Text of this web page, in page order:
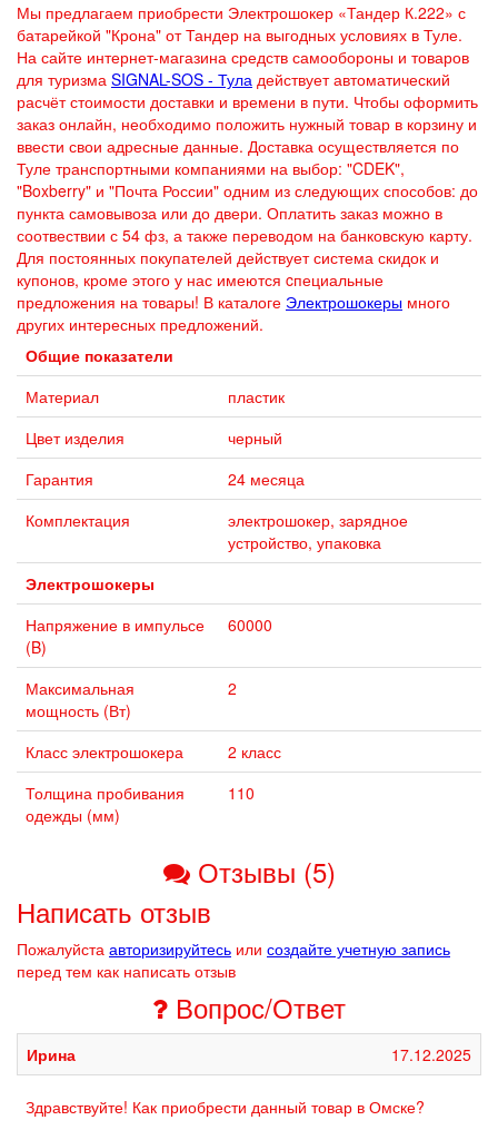
Мы предлагаем приобрести Электрошокер «Тандер К.222» с
батарейкой "Крона" от Тандер на выгодных условиях в Туле.
На сайте интернет-магазина средств самообороны и товаров
для туризма SIGNAL-SOS - Тула действует автоматический
расчёт стоимости доставки и времени в пути. Чтобы оформить
заказ онлайн, необходимо положить нужный товар в корзину и
ввести свои адресные данные. Доставка осуществляется по
Туле транспортными компаниями на выбор: "CDEK",
"Boxberry" и "Почта России" одним из следующих способов: до
пункта самовывоза или до двери. Оплатить заказ можно в
соотвествии с 54 фз, а также переводом на банковскую карту.
Для постоянных покупателей действует система скидок и
купонов, кроме этого у нас имеются cпециальные
предложения на товары! В каталоге Электрошокеры много
других интересных предложений.
Общие показатели
Материал
пластик
Цвет изделия
черный
Гарантия
24 месяца
Комплектация
электрошокер, зарядное
устройство, упаковка
Электрошокеры
Напряжение в импульсе
(B)
60000
Максимальная
мощность (Вт)
2
Класс электрошокера
2 класс
Толщина пробивания
одежды (мм)
110
Отзывы (5)
Написать отзыв
Пожалуйста авторизируйтесь или создайте учетную запись
перед тем как написать отзыв
Вопрос/Ответ
Ирина 17.12.2025
Здравствуйте! Как приобрести данный товар в Омске?